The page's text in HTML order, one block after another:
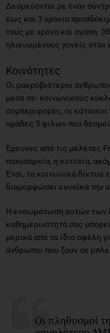
Δεσμεύονται με έναν
έως και 3 χρόνια
τους με χρόνο και αγάπη.
ηλικιωμένους γονείς όταν
Κοινότητες
Οι μακροβιότεροι
μέσα σε- κοινωνικούς
συμπεριφορές, οι
ομάδες 5 φίλων που
Έρευνες από τις μελέτες
παχυσαρκία, η ευτυχία,
Έτσι, τα κοινωνικά
διαμορφώσει ευνοϊκά την
Η ενσωμάτωση αυτών των
καθημερινότητά σας
μερικά από τα ίδια οφέλη
άνθρωποι που ζουν σε
Οι πληθυσμοί